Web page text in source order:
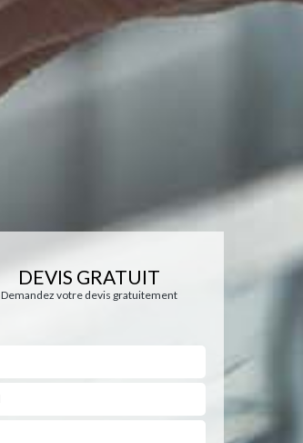
DEVIS GRATUIT
Demandez votre devis gratuitement